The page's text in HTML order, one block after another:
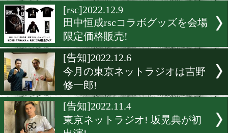
[告知]2023.1.17
東京ネットラジオに国本陸
演!
[rsc]2022.12.17
RSC感謝祭2022を開催!
[rsc]2022.12.9